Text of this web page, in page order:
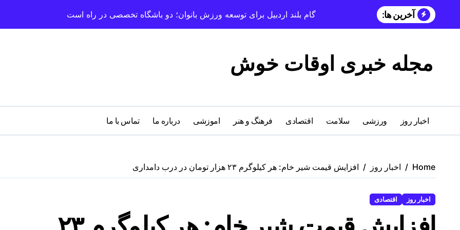
آخرین ها: گام بلند اردبیل برای توسعه ورزش بانوان؛ دو باشگاه تخصصی در راه است
مجله خبری اوقات خوش
اخبار روز ورزشی سلامت اقتصادی فرهنگ و هنر اموزشی درباره‌ ما تماس با ما
Home اخبار روز افزایش قیمت شیر خام: هر کیلوگرم ۲۳ هزار تومان در درب دامداری
اخبار روز اقتصادی